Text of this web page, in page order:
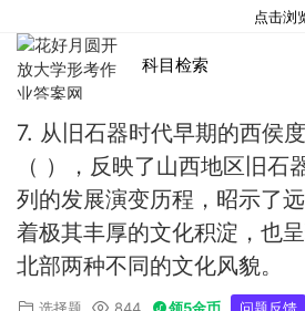
科目检索
7. 从旧石器时代早期的西侯
（ ），反映了山西地区旧石
列的发展演变历程，昭示了
着极其丰厚的文化积淀，也
北部两种不同的文化风貌。
点击浏